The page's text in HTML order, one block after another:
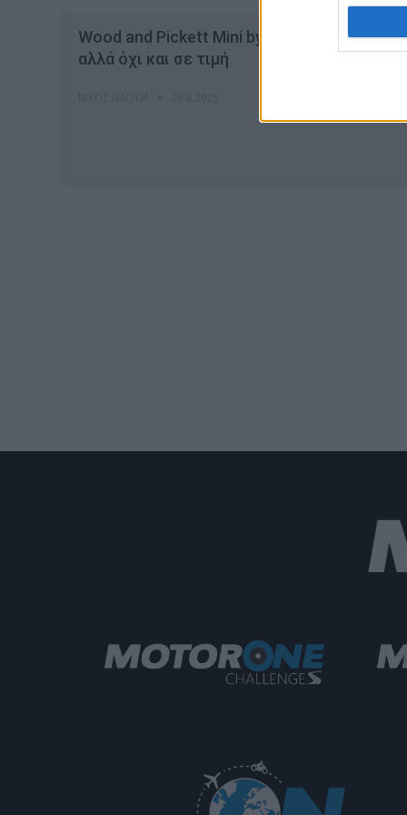
Wood and Pickett Mini by Callum: Mini σε
αλλά όχι και σε τιμή